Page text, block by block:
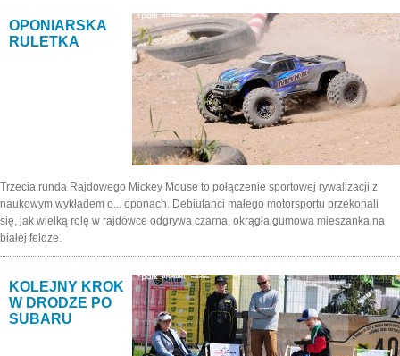
OPONIARSKA
RULETKA
Trzecia runda Rajdowego Mickey Mouse to połączenie sportowej rywalizacji z
naukowym wykładem o... oponach. Debiutanci małego motorsportu przekonali
się, jak wielką rolę w rajdówce odgrywa czarna, okrągła gumowa mieszanka na
białej feldze.
KOLEJNY KROK
W DRODZE PO
SUBARU